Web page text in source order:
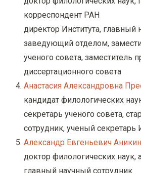
корреспондент РАН
директор Института, главный
заведующий отделом,
ученого совета, заместитель
диссертационного совета
Анастасия Александровна
кандидат филологических
секретарь ученого совета,
сотрудник, ученый секретарь
Александр Евгеньевич Аникин
доктор филологических
главный научный сотрудник